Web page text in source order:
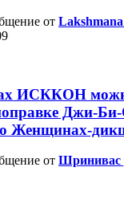
от
ИСККОН
Джи-
Женщинах-
от Шринивас